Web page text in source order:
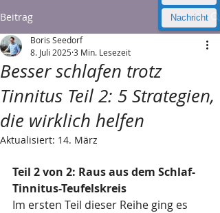
Beitrag
Besser schlafen trotz
Tinnitus Teil 2: 5 Strategien,
die wirklich helfen
Boris Seedorf
8. Juli 20253 Min. Lesezeit
Aktualisiert: 14. März
Teil 2 von 2: Raus aus dem Schlaf-
Tinnitus-Teufelskreis
Im ersten Teil dieser Reihe ging es
Nachricht